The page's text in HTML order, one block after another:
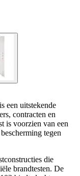
een uitstekende
contracten en
is voorzien van een
tegen
die
brandtesten. De